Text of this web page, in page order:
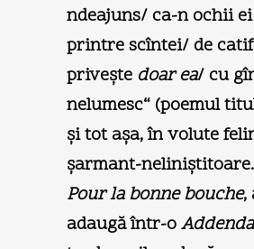
ndeajuns/ ca-n ochii
printre scîntei/ de
priveşte doar ea/ cu
nelumesc“ (poemul
şi tot aşa, în volute
şarmant-neliniştitoare.
Pour la bonne bouche,
adaugă într-oAddenda